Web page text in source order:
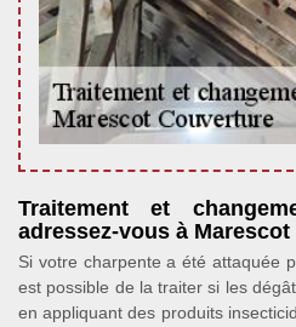
Traitement et
adressez-vous à
Si votre charpente a été attaquée
est possible de la traiter si les
en appliquant des produits